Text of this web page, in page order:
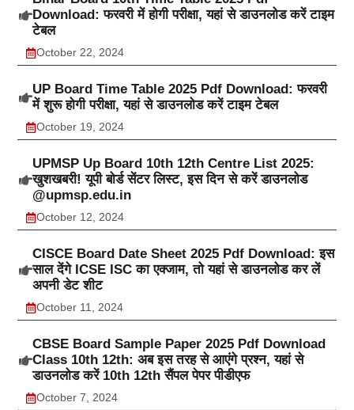
Download: फरवरी में होगी परीक्षा, यहां से डाउनलोड करें टाइम
टेबल
October 22, 2024
UP Board Time Table 2025 Pdf Download: फरवरी
में शुरू होगी परीक्षा, यहां से डाउनलोड करें टाइम टेबल
October 19, 2024
UPMSP Up Board 10th 12th Centre List 2025:
खुशखबरी! यूपी बोर्ड सेंटर लिस्ट, इस दिन से करें डाउनलोड
@upmsp.edu.in
October 12, 2024
CISCE Board Date Sheet 2025 Pdf Download: इस
साल देंगे ICSE ISC का एक्जाम, तो यहां से डाउनलोड कर लें
अपनी डेट शीट
October 11, 2024
CBSE Board Sample Paper 2025 Pdf Download
Class 10th 12th: अब इस तरह से आएंगे प्रश्न, यहां से
डाउनलोड करें 10th 12th सैंपल पेपर पीडीएफ
October 7, 2024